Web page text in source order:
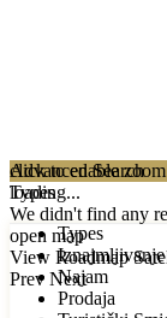
click to enable zoom
loading...
We didn't find any
open map
View Roadmap
Prev Next
Advanced Search
Types
Types
Iznajmljivanje
Najam
Prodaja